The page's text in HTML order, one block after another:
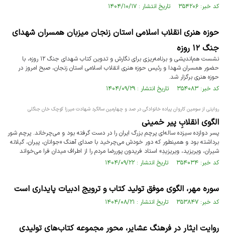
کد خبر: ۳۵۴۲۰۶ تاریخ انتشار : ۱۴۰۴/۱۰/۱۷
حوزه هنری انقلاب اسلامی استان زنجان میزبان همسران شهدای
جنگ ۱۲ روزه
نشست هم‌اندیشی و برنامه‌ریزی برای نگارش و تدوین کتاب شهدای جنگ ۱۲ روزه، با
حضور همسران شهدا و رئیس حوزه هنری انقلاب اسلامی استان زنجان، صبح امروز در
حوزه هنری برگزار شد.
کد خبر: ۳۵۴۰۸۳ تاریخ انتشار : ۱۴۰۴/۰۹/۲۹
روایتی از سومین کاروان پیاده خانوادگی در صد و چهارمین سالگرد شهادت میرزا کوچک خان جنگلی
الگوی انقلابِ پیر خمینی
پسر دوازده سیزده ساله‌ای پرچم بزرگ ایران را در دست گرفته بود و می‌چرخاند. پرچم شور
برداشته بود و همینطور که دور خودش می‌چرخید با صدای آهنگ «جوانان، پیران، گیلانه
شیران، ویریزید، ویریزیدِ» استاد فریدون پوررضا مردم را از اطراف میدان فرا می‌خواند
کد خبر: ۳۵۴۰۳۴ تاریخ انتشار : ۱۴۰۴/۰۹/۲۲
سوره مهر، الگوی موفق تولید کتاب و ترویج ادبیات پایداری است
کد خبر: ۳۵۳۸۴۷ تاریخ انتشار : ۱۴۰۴/۰۸/۲۱
روایت ایثار در فرهنگ عشایر، محور مجموعه کتاب‌های تولیدی